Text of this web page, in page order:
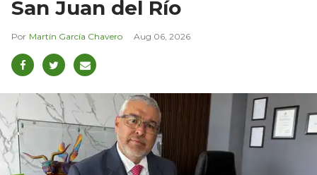
San Juan del Río
Martín García Chavero Aug 06, 2026